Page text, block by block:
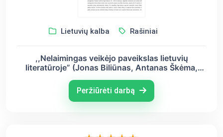
Lietuvių kalba Rašiniai
,,Nelaimingas veikėjo paveikslas lietuvių
literatūroje” (Jonas Biliūnas, Antanas Škėma,
Peržiūrėti darbą